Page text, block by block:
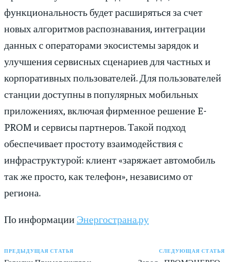
функциональность будет расширяться за счет
новых алгоритмов распознавания, интеграции
данных с операторами экосистемы зарядок и
улучшения сервисных сценариев для частных и
корпоративных пользователей. Для пользователей
станции доступны в популярных мобильных
приложениях, включая фирменное решение E-
PROM и сервисы партнеров. Такой подход
обеспечивает простоту взаимодействия с
инфраструктурой: клиент «заряжает автомобиль
так же просто, как телефон», независимо от
региона.
По информации Энергострана.ру
ПРЕДЫДУЩАЯ СТАТЬЯ СЛЕДУЮЩАЯ СТАТЬЯ